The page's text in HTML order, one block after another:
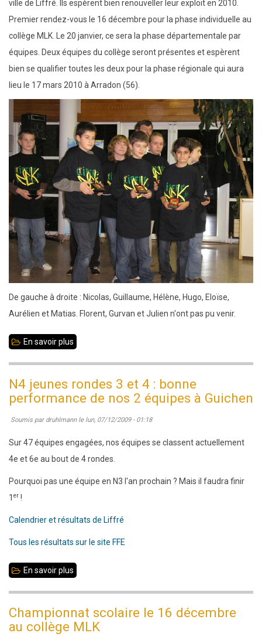
ville de Liffré. Ils espèrent bien renouveller leur exploit en 2010.
Premier rendez-vous le 16 décembre pour la phase individuelle au
collège MLK. Le 20 janvier, ce sera la phase départementale par
équipes. Deux équipes du collège seront présentes et espèrent
bien se qualifier toutes les deux pour la phase régionale qui aura
lieu le 17 mars 2010 à Arradon (56).
De gauche à droite : Nicolas, Guillaume, Hélène, Hugo, Eloïse,
Aurélien et Matias. Florent, Gurvan et Julien n'ont pas pu venir.
En savoir plus
2009
des
collégiens
de
reçoivent
médaille
sportive
Liffré
N4 jeunes rondes 3 et 4 : bonne
performance de nos 2 équipes à Guichen
Soumis par druhlmannle lun, 07/12/2009 - 01:18
Sur 47 équipes engagées, nos équipes se classent actuellement
4e et 6e au bout de 4 rondes.
Pourquoi pas une équipe en N3 l'an prochain ? Mais il faudra finir
1 er !
Calendrier et résultats de Liffré
Tous les résultats sur le site FFE
En savoir plus
rondes
Championnat scolaire le 16 décembre
au collège MLK